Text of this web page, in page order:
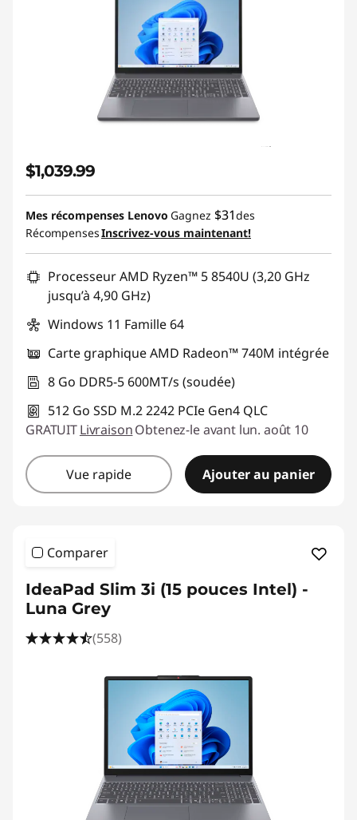
$1,039.99
Mes récompenses Lenovo Gagnez $31des
RécompensesInscrivez-vous maintenant!
Processeur AMD Ryzen™ 5 8540U (3,20 GHz
jusqu’à 4,90 GHz)
Windows 11 Famille 64
Carte graphique AMD Radeon™ 740M intégrée
8 Go DDR5-5 600MT/s (soudée)
512 Go SSD M.2 2242 PCIe Gen4 QLC
GRATUITLivraisonObtenez-le avant lun. août 10
Vue rapide Ajouter au panier
Comparer
IdeaPad Slim 3i (15 pouces Intel) -
Luna Grey
(558)